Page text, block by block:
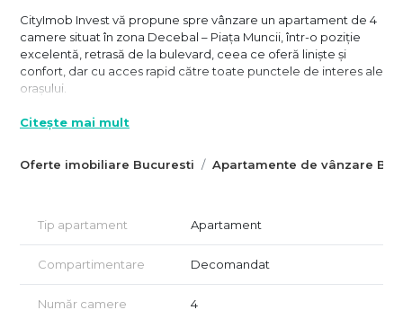
Oferte imobiliare Bucuresti Apartamente de vânzare
CityImob Invest vă propune spre vânzare un apartament de 4
camere situat în zona Decebal – Piața Muncii, într-o poziție
excelentă, retrasă de la bulevard, ceea ce oferă liniște și
confort, dar cu acces rapid către toate punctele de interes ale
orașului.
Apartamentul este amplasat la parterul unui imobil cu 8 etaje,
compartimentare decomandată, camere mari și multiple
Proprietatea dispune de două grupuri sanitare și o organizare
necesități.
Poziționarea la parter reprezintă un avantaj important pentru
Citește mai mult
Tip apartament Apartament
Compartimentare Decomandat
Număr camere 4